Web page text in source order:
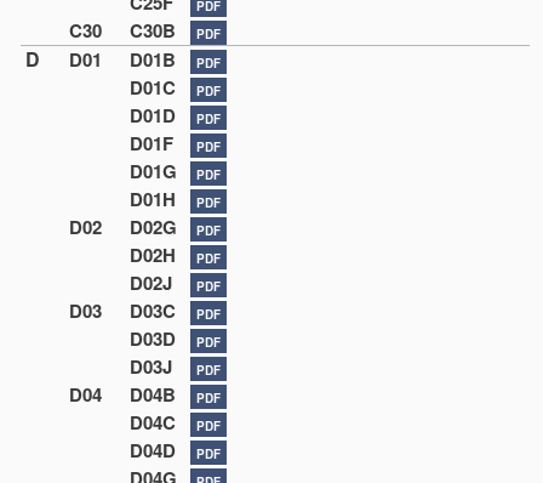
PDF
C30 C30B PDF
D D01 D01B PDF
D01C PDF
D01D PDF
D01F PDF
D01G PDF
D01H PDF
D02 D02G PDF
D02H PDF
D02J PDF
D03 D03C PDF
D03D PDF
D03J PDF
D04 D04B PDF
D04C PDF
D04D PDF